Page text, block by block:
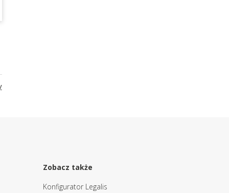
Zobacz także
Konfigurator Legalis